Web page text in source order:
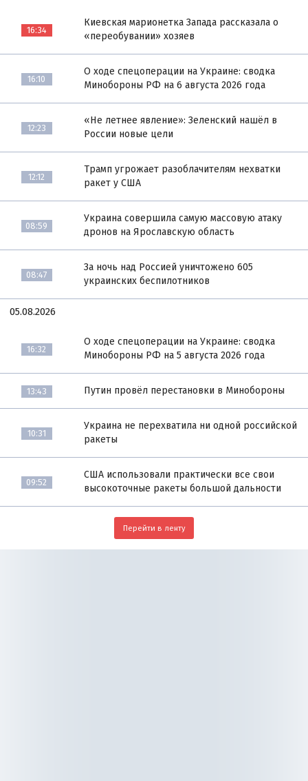
16:34
Киевская марионетка Запада рассказала о
«переобувании» хозяев
16:10
О ходе спецоперации на Украине: сводка
Минобороны РФ на 6 августа 2026 года
12:23
«Не летнее явление»: Зеленский нашёл в
России новые цели
12:12
Трамп угрожает разоблачителям нехватки
ракет у США
08:59
Украина совершила самую массовую атаку
дронов на Ярославскую область
08:47
За ночь над Россией уничтожено 605
украинских беспилотников
05.08.2026
16:32
О ходе спецоперации на Украине: сводка
Минобороны РФ на 5 августа 2026 года
13:43 Путин провёл перестановки в Минобороны
10:31
Украина не перехватила ни одной российской
ракеты
09:52
США использовали практически все свои
высокоточные ракеты большой дальности
Перейти в ленту